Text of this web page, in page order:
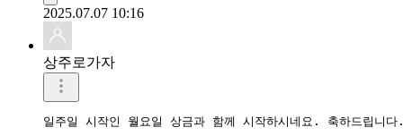
2025.07.07 10:16
상주로가자
일주일 시작인 월요일 상금과 함께 시작하시네요. 축하드립니